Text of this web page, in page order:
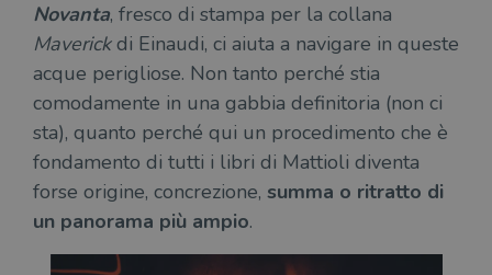
Novanta, fresco di stampa per la collana
Maverickdi Einaudi, ci aiuta a navigare in queste
acque perigliose. Non tanto perché stia
comodamente in una gabbia definitoria (non ci
sta), quanto perché qui un procedimento che è
fondamento di tutti i libri di Mattioli diventa
forse origine, concrezione, summa o ritratto di
un panorama più ampio.